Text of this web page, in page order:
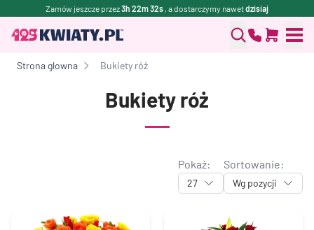
Zamów jeszcze przez3h 22m 31s , a dostarczymy nawetdzisiaj
Strona glowna Bukiety róż
Bukiety róż
Pokaż:
27
Sortowanie:
Wg pozycji